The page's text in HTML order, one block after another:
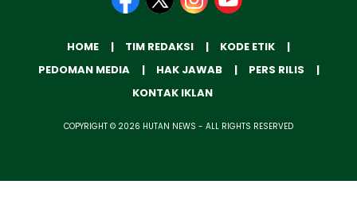
HOME TIM REDAKSI
KODE ETIK
PEDOMAN MEDIA
HAK JAWAB
PERS RILIS
KONTAK IKLAN
COPYRIGHT © 2026 HUTAN NEWS - ALL RIGHTS RESERVED